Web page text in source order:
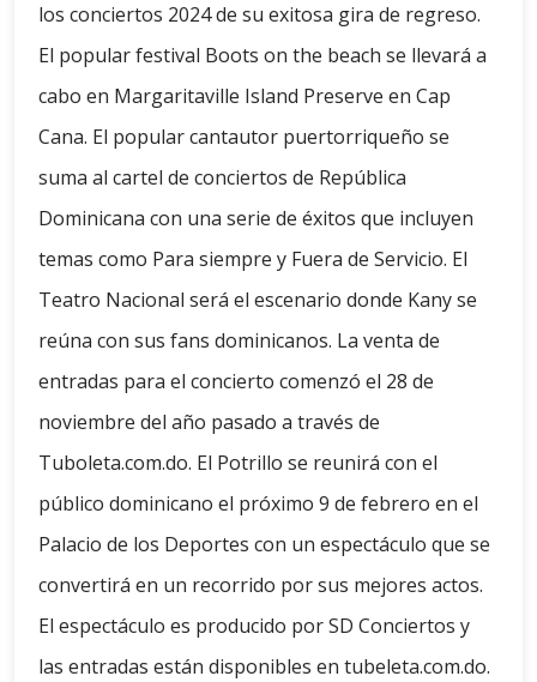
los conciertos 2024 de su exitosa gira de regreso.
El popular festival Boots on the beach se llevará a
cabo en Margaritaville Island Preserve en Cap
Cana. El popular cantautor puertorriqueño se
suma al cartel de conciertos de República
Dominicana con una serie de éxitos que incluyen
temas como Para siempre y Fuera de Servicio. El
Teatro Nacional será el escenario donde Kany se
reúna con sus fans dominicanos. La venta de
entradas para el concierto comenzó el 28 de
noviembre del año pasado a través de
Tuboleta.com.do. El Potrillo se reunirá con el
público dominicano el próximo 9 de febrero en el
Palacio de los Deportes con un espectáculo que se
convertirá en un recorrido por sus mejores actos.
El espectáculo es producido por SD Conciertos y
las entradas están disponibles en tubeleta.com.do.